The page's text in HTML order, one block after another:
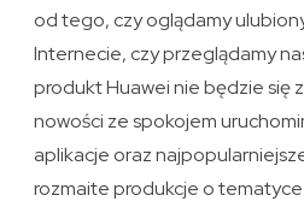
od tego, czy oglądamy
Internecie, czy przeglądamy
produkt Huawei nie będzie się
nowości ze spokojem
aplikacje oraz
rozmaite produkcje o